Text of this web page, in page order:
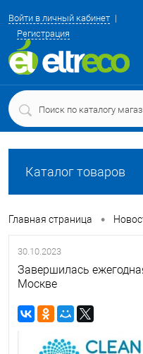
Войти в личный кабинет
Регистрация
Каталог товаров
Главная страница •
30.10.2023
Завершилась
Москве